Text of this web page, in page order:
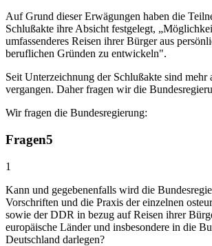
Auf Grund dieser Erwägungen haben die
Schlußakte ihre Absicht festgelegt,
umfassenderes Reisen ihrer Bürger aus
beruflichen Gründen zu entwickeln".
Seit Unterzeichnung der Schlußakte sind mehr
vergangen. Daher fragen wir die
Wir fragen die Bundesregierung:
Fragen5
1
Kann und gegebenenfalls wird die
Vorschriften und die Praxis der einzelnen
sowie der DDR in bezug auf Reisen ihrer
europäische Länder und insbesondere in die
Deutschland darlegen?